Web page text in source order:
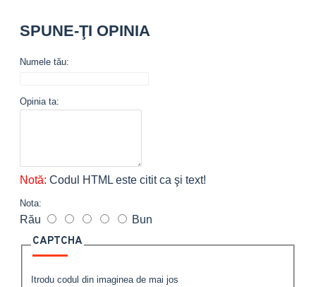
SPUNE-ŢI OPINIA
Numele tău:
Opinia ta:
Notă: Codul HTML este citit ca şi text!
Nota:
Rău Bun
CAPTCHA
Itrodu codul din imaginea de mai jos